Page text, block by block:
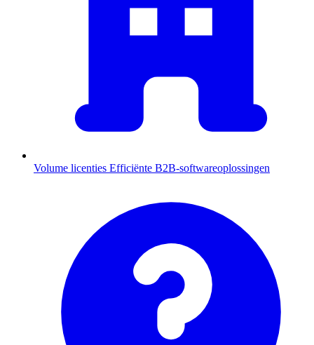
Volume licenties Efficiënte B2B-softwareoplossingen